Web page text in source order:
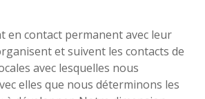
en contact permanent avec leur
et suivent les contacts de
avec lesquelles nous
elles que nous déterminons les